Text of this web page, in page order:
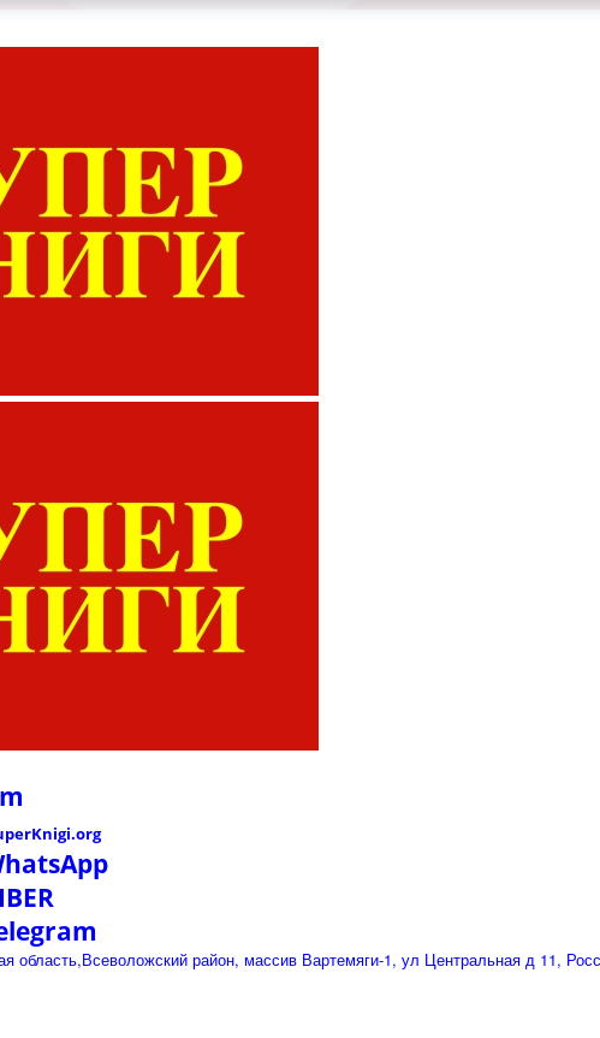
org
область,Всеволожский район, массив Вартемяги-1, ул Центральная д 11,